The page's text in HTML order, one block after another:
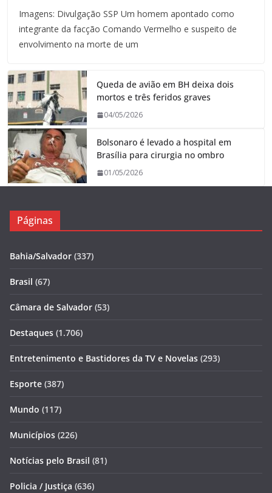
Imagens: Divulgação SSP Um homem apontado como
integrante da facção Comando Vermelho e suspeito de
envolvimento na morte de um
Queda de avião em BH deixa dois
mortos e três feridos graves
04/05/2026
Bolsonaro é levado a hospital em
Brasília para cirurgia no ombro
01/05/2026
Páginas
Bahia/Salvador (337)
Brasil (67)
Câmara de Salvador (53)
Destaques (1.706)
Entretenimento e Bastidores da TV e Novelas (293)
Esporte (387)
Mundo (117)
Municípios (226)
Notícias pelo Brasil (81)
Policia / Justiça (636)